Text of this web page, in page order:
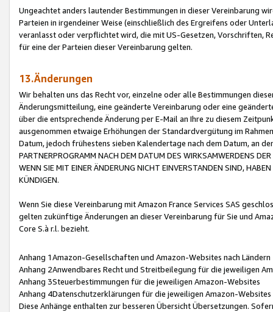
Ungeachtet anders lautender Bestimmungen in dieser Vereinbarung
Parteien in irgendeiner Weise (einschließlich des Ergreifens oder
veranlasst oder verpflichtet wird, die mit US-Gesetzen, Vorschriften,
für eine der Parteien dieser Vereinbarung gelten.
13.Änderungen
Wir behalten uns das Recht vor, einzelne oder alle Bestimmungen
Änderungsmitteilung, eine geänderte Vereinbarung oder eine
über die entsprechende Änderung per E-Mail an Ihre zu diesem
ausgenommen etwaige Erhöhungen der Standardvergütung im
Datum, jedoch frühestens sieben Kalendertage nach dem Datum, an
PARTNERPROGRAMM NACH DEM DATUM DES WIRKSAMWERDENS
WENN SIE MIT EINER ÄNDERUNG NICHT EINVERSTANDEN SIND,
KÜNDIGEN.
Wenn Sie diese Vereinbarung mit Amazon France Services SAS
gelten zukünftige Änderungen an dieser Vereinbarung für Sie und
Core S.à r.l. bezieht.
Anhang 1Amazon-Gesellschaften und Amazon-Websites nach Ländern
Anhang 2Anwendbares Recht und Streitbeilegung für die jeweiligen
Anhang 3Steuerbestimmungen für die jeweiligen Amazon-Websites
Anhang 4Datenschutzerklärungen für die jeweiligen Amazon-Websites
Diese Anhänge enthalten zur besseren Übersicht Übersetzungen.